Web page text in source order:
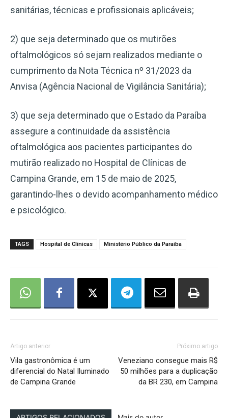
sanitárias, técnicas e profissionais aplicáveis;
2) que seja determinado que os mutirões
oftalmológicos só sejam realizados mediante o
cumprimento da Nota Técnica nº 31/2023 da
Anvisa (Agência Nacional de Vigilância Sanitária);
3) que seja determinado que o Estado da Paraíba
assegure a continuidade da assistência
oftalmológica aos pacientes participantes do
mutirão realizado no Hospital de Clínicas de
Campina Grande, em 15 de maio de 2025,
garantindo-lhes o devido acompanhamento médico
e psicológico.
TAGS Hospital de Clínicas Ministério Público da Paraíba
Artigo anterior
Vila gastronômica é um
diferencial do Natal Iluminado
de Campina Grande
Próximo artigo
Veneziano consegue mais R$
50 milhões para a duplicação
da BR 230, em Campina